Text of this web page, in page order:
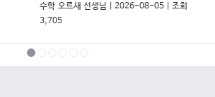
수학 오르새 선생님 | 2026-08-05 | 조회
3,705